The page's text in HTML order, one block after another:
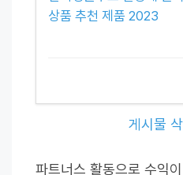
상품 추천 제품 2023
게시물
파트너스 활동으로 수익